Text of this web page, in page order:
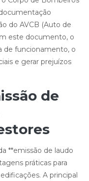
do AVCB (Auto de
este documento, o
de funcionamento, o
e gerar prejuízos
de
**emissão de laudo
práticas para
A principal